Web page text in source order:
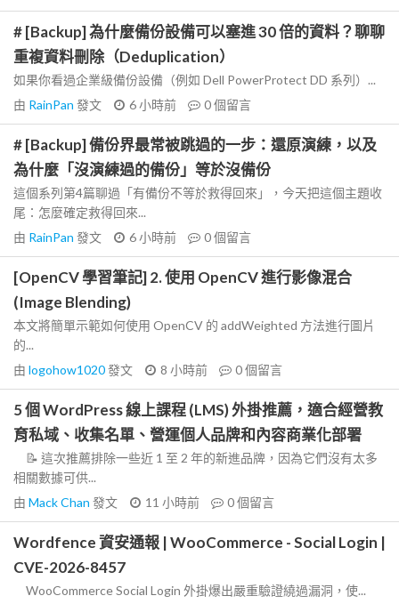
# [Backup] 為什麼備份設備可以塞進 30 倍的資料？聊聊
重複資料刪除（Deduplication）
如果你看過企業級備份設備（例如 Dell PowerProtect DD 系列）...
由 RainPan 發文 6 小時前 0個留言
# [Backup] 備份界最常被跳過的一步：還原演練，以及
為什麼「沒演練過的備份」等於沒備份
這個系列第4篇聊過「有備份不等於救得回來」，今天把這個主題收
尾：怎麼確定救得回來...
由 RainPan 發文 6 小時前 0個留言
[OpenCV 學習筆記] 2. 使用 OpenCV 進行影像混合
(Image Blending)
本文將簡單示範如何使用 OpenCV 的 addWeighted 方法進行圖片
的...
由 logohow1020發文 8 小時前 0個留言
5 個 WordPress 線上課程 (LMS) 外掛推薦，適合經營教
育私域、收集名單、營運個人品牌和內容商業化部署
📝 這次推薦排除一些近 1 至 2 年的新進品牌，因為它們沒有太多
相關數據可供...
由 Mack Chan 發文 11 小時前 0個留言
Wordfence 資安通報 | WooCommerce - Social Login |
CVE-2026-8457
WooCommerce Social Login 外掛爆出嚴重驗證繞過漏洞，使...